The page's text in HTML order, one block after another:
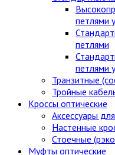
петлями
петлями
петлями
Транзитные
Тройные
Кроссы оптические
Аксессуары
Настенные
Стоечные
Муфты оптические